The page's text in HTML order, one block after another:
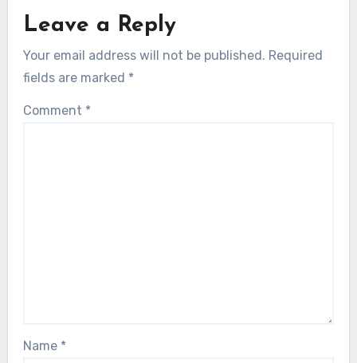
Leave a Reply
Your email address will not be published. Required
fields are marked *
Comment *
Name *